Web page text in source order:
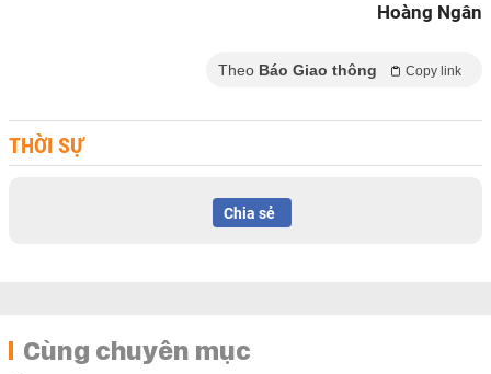
Hoàng Ngân
Theo Báo Giao thông Copy link
THỜI SỰ
Chia sẻ
Cùng chuyên mục